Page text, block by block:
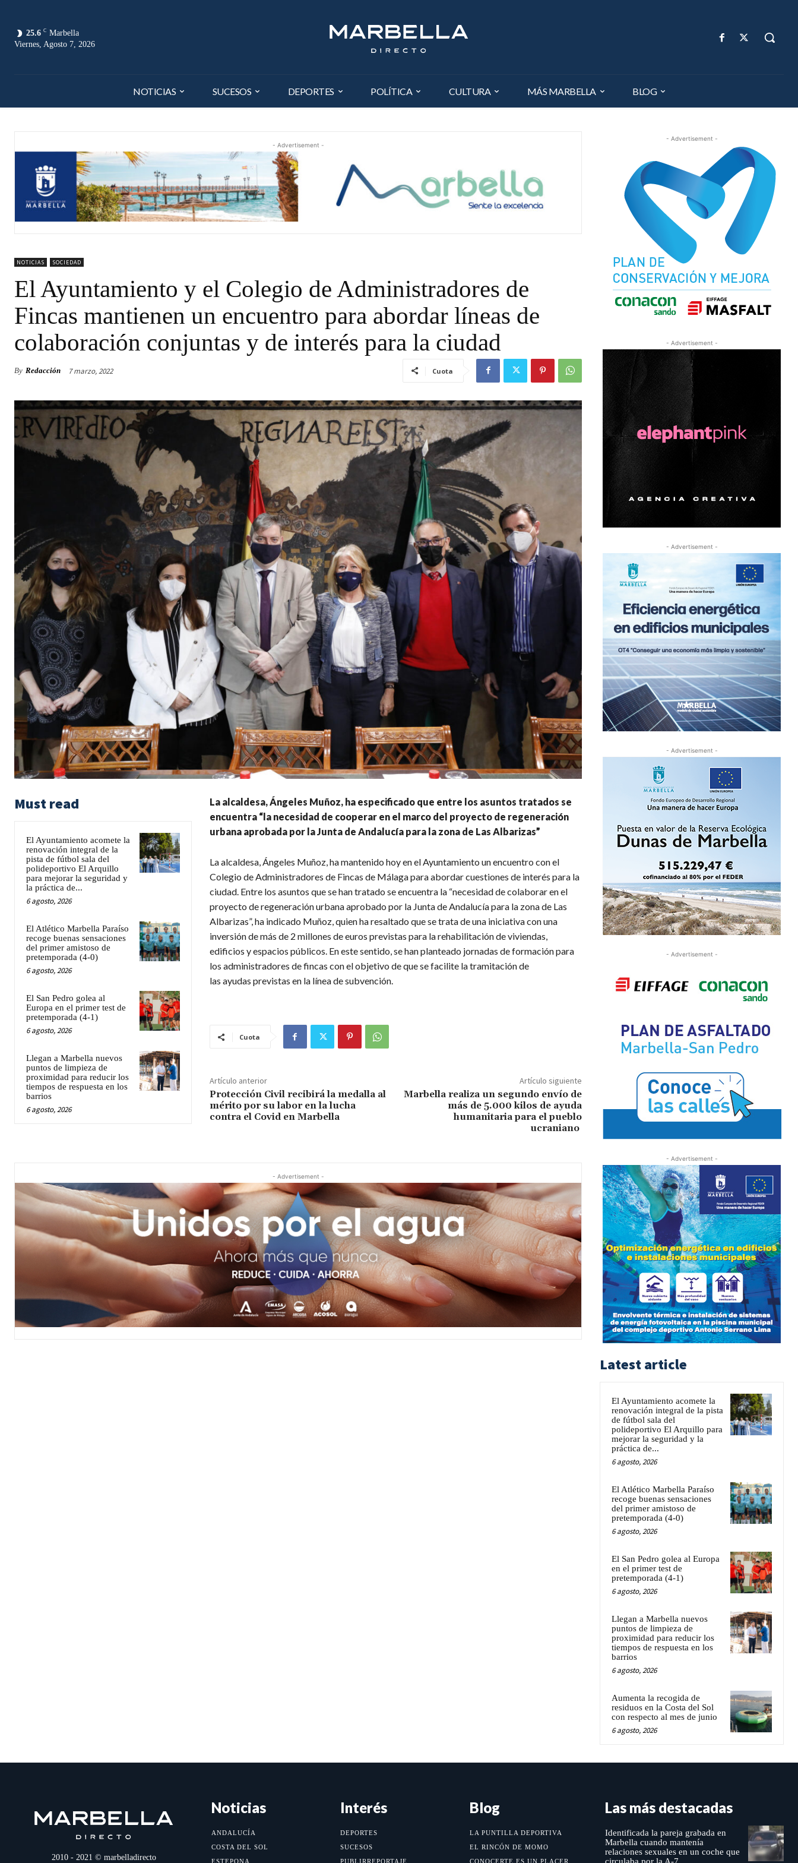
25.6 C Marbella
Viernes, Agosto 7, 2026
NOTICIAS SUCESOS DEPORTES POLÍTICA CULTURA MÁS MARBELLA BLOG
- Advertisement -
NOTICIAS SOCIEDAD
El Ayuntamiento y el Colegio de Administradores de
Fincas mantienen un encuentro para abordar líneas de
colaboración conjuntas y de interés para la ciudad
By Redacción 7 marzo, 2022 Cuota
Must read
El Ayuntamiento acomete la
renovación integral de la
pista de fútbol sala del
polideportivo El Arquillo
para mejorar la seguridad y
la práctica de...
6 agosto, 2026
El Atlético Marbella Paraíso
recoge buenas sensaciones
del primer amistoso de
pretemporada (4-0)
6 agosto, 2026
El San Pedro golea al
Europa en el primer test de
pretemporada (4-1)
6 agosto, 2026
Llegan a Marbella nuevos
puntos de limpieza de
proximidad para reducir los
tiempos de respuesta en los
barrios
6 agosto, 2026
La alcaldesa, Ángeles Muñoz, ha especificado que entre los asuntos tratados se
encuentra “la necesidad de cooperar en el marco del proyecto de regeneración
urbana aprobada por la Junta de Andalucía para la zona de Las Albarizas”
La alcaldesa, Ángeles Muñoz, ha mantenido hoy en el Ayuntamiento un encuentro con el
Colegio de Administradores de Fincas de Málaga para abordar cuestiones de interés para la
ciudad. Entre los asuntos que se han tratado se encuentra la “necesidad de colaborar en el
proyecto de regeneración urbana aprobado por la Junta de Andalucía para la zona de Las
Albarizas”, ha indicado Muñoz, quien ha resaltado que se trata de una iniciativa con una
inversión de más de 2 millones de euros previstas para la rehabilitación de viviendas,
edificios y espacios públicos. En este sentido, se han planteado jornadas de formación para
los administradores de fincas con el objetivo de que se facilite la tramitación de
las ayudas previstas en la línea de subvención.
Cuota
Artículo anterior
Protección Civil recibirá la medalla al
mérito por su labor en la lucha
contra el Covid en Marbella
Artículo siguiente
Marbella realiza un segundo envío de
más de 5.000 kilos de ayuda
humanitaria para el pueblo
ucraniano
- Advertisement -
- Advertisement -
- Advertisement -
- Advertisement -
- Advertisement -
- Advertisement -
- Advertisement -
Latest article
El Ayuntamiento acomete la
renovación integral de la pista
de fútbol sala del
polideportivo El Arquillo para
mejorar la seguridad y la
práctica de...
6 agosto, 2026
El Atlético Marbella Paraíso
recoge buenas sensaciones
del primer amistoso de
pretemporada (4-0)
6 agosto, 2026
El San Pedro golea al Europa
en el primer test de
pretemporada (4-1)
6 agosto, 2026
Llegan a Marbella nuevos
puntos de limpieza de
proximidad para reducir los
tiempos de respuesta en los
barrios
6 agosto, 2026
Aumenta la recogida de
residuos en la Costa del Sol
con respecto al mes de junio
6 agosto, 2026
2010 - 2021 © marbelladirecto
Noticias
ANDALUCÍA
COSTA DEL SOL
ESTEPONA
Interés
DEPORTES
SUCESOS
PUBLIRREPORTAJE
Blog
LA PUNTILLA DEPORTIVA
EL RINCÓN DE MOMO
CONOCERTE ES UN PLACER
Las más destacadas
Identificada la pareja grabada en
Marbella cuando mantenía
relaciones sexuales en un coche que